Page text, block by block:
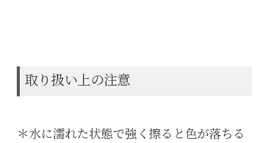
取り扱い上の注意
＊水に濡れた状態で強く擦ると色が落ちる